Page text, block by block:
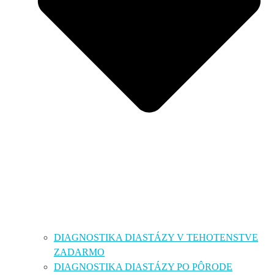
DIAGNOSTIKA DIASTÁZY V TEHOTENSTVE
ZADARMO
DIAGNOSTIKA DIASTÁZY PO PÔRODE